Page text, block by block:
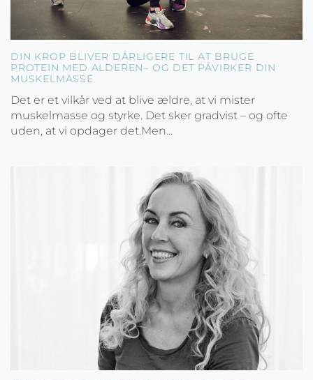
DIN KROP BLIVER DÅRLIGERE TIL AT BRUGE
PROTEIN MED ALDEREN– OG DET PÅVIRKER DIN
MUSKELMASSE
Det er et vilkår ved at blive ældre, at vi mister
muskelmasse og styrke. Det sker gradvist – og ofte
uden, at vi opdager det.Men...